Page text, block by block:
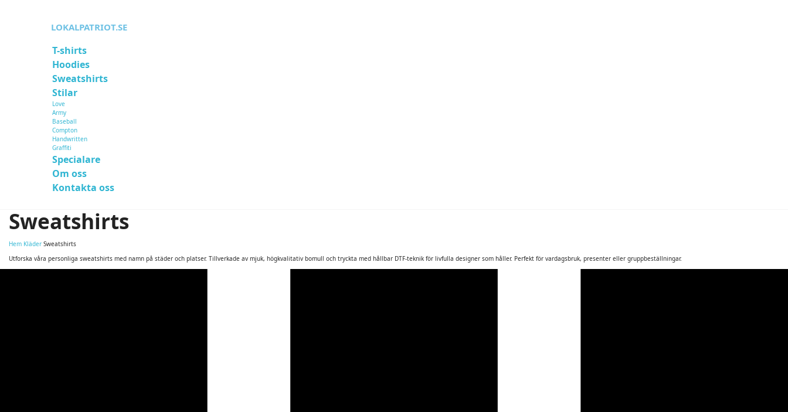
LOKALPATRIOT.SE
T-shirts
Hoodies
Sweatshirts
Stilar
Love
Army
Baseball
Compton
Handwritten
Graffiti
Specialare
Om oss
Kontakta oss
Sweatshirts
Hem Kläder Sweatshirts
Utforska våra personliga sweatshirts med namn på städer och platser. Tillverkade av mjuk, högkvalitativ bomull och tryckta med hållbar DTF-teknik för livfulla designer som håller. Perfekt för vardagsbruk, presenter eller gruppbeställningar.